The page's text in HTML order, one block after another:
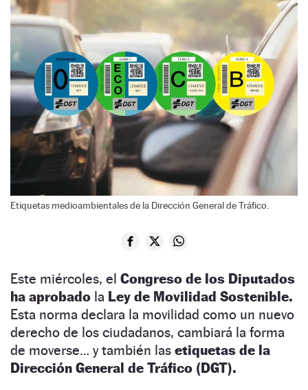
Etiquetas medioambientales de la Dirección General de Tráfico.
Este miércoles, el Congreso de los Diputados
ha aprobado la Ley de Movilidad Sostenible.
Esta norma declara la movilidad como un nuevo
derecho de los ciudadanos, cambiará la forma
de moverse… y también las etiquetas de la
Dirección General de Tráfico (DGT).